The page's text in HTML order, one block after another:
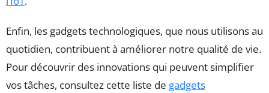
Enfin, les gadgets technologiques, que nous utilisons au
quotidien, contribuent à améliorer notre qualité de vie.
Pour découvrir des innovations qui peuvent simplifier
vos tâches, consultez cette liste de gadgets